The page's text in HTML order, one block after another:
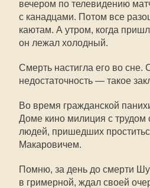
вечером по телевидению
с канадцами. Потом все
каютам. А утром, когда
он лежал холодный.
Смерть настигла его во сне.
недостаточность — такое
Во время гражданской
Доме кино милиция с трудом
людей, пришедших
Макаровичем.
Помню, за день до смерти
в гримерной, ждал своей